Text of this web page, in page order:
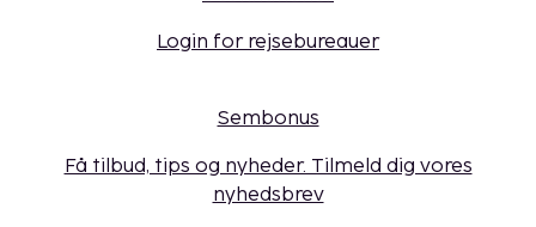
Login for rejsebureauer
Sembonus
Få tilbud, tips og nyheder. Tilmeld dig vores
nyhedsbrev